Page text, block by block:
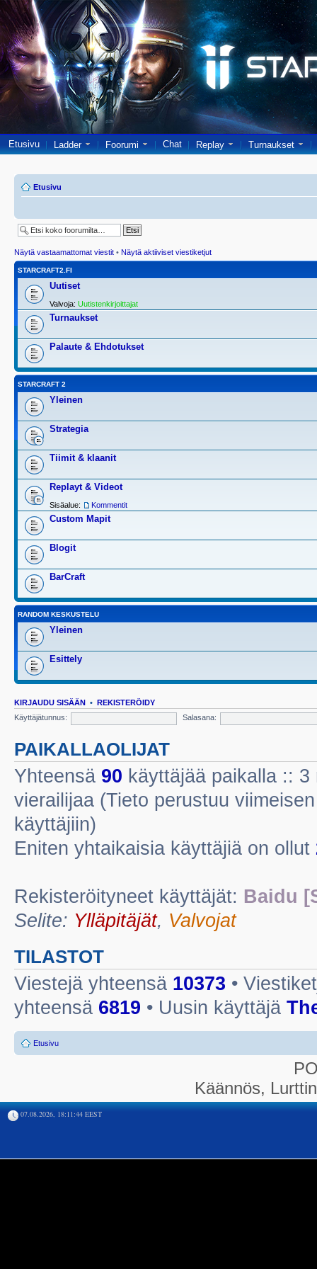
Etusivu Ladder Foorumi Chat Replay Turnaukset
Etusivu
Näytä vastaamattomat viestit • Näytä aktiiviset viestiketjut
STARCRAFT2.FI
Uutiset
Valvoja: Uutistenkirjoittajat
Turnaukset
Palaute & Ehdotukset
STARCRAFT 2
Yleinen
Strategia
Tiimit & klaanit
Replayt & Videot
Sisäalue: Kommentit
Custom Mapit
Blogit
BarCraft
RANDOM KESKUSTELU
Yleinen
Esittely
KIRJAUDU SISÄÄN • REKISTERÖIDY
Käyttäjätunnus:
Salasana:
PAIKALLAOLIJAT
Yhteensä 90 käyttäjää paikalla ::
vierailijaa (Tieto perustuu
käyttäjiin)
Eniten yhtaikaisia käyttäjiä on ollut
Rekisteröityneet käyttäjät: Baidu
Selite: Ylläpitäjät, Valvojat
TILASTOT
Viestejä yhteensä 10373 •
yhteensä 6819 • Uusin käyttäjä
Etusivu
Käännös,
07.08.2026, 18:11:44 EEST